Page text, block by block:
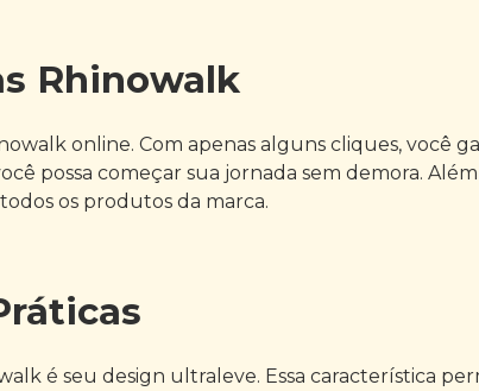
Rhinowalk
online. Com apenas alguns cliques, você
possa começar sua jornada sem demora.
os produtos da marca.
é seu design ultraleve. Essa característica